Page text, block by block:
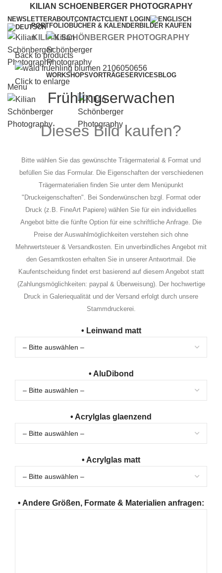
KILIAN SCHOENBERGER PHOTOGRAPHY
NEWSLETTERABOUTCONTACTCLIENT LOGIN
KILIAN SCHÖNBERGER PHOTOGRAPHY
PORTFOLIOBÜCHER & KALENDERBILDER KAUFEN
WORKSHOPSVORTRÄGESERVICES BLOG
Menu
Back to products
Click to enlarge
Frühlingserwachen
Dieses Bild kaufen?
Bitte wählen Sie das gewünschte Trägermaterial & Format und
befüllen Sie das Formular. Die Eigenschaften der verschiedenen
Trägermaterialien finden Sie unter dem Menüpunkt
"Druckeigenschaften". Bei Sonderwünschen bzgl. Format oder
Druck (z.B. FineArt Papiere) wählen Sie für ein individuelles
Angebot bitte die fünfte Option für eine schriftliche Anfrage. Die
Preise der Auswahlmöglichkeiten verstehen sich ohne
Mehrwertsteuer & Versandkosten. Ein unverbindliches Angebot mit
den Gesamtkosten erhalten Sie in unserer Antwortmail. Die
Kaufentscheidung findet erst basierend auf diesem Angebot statt
(Zahlungsmöglichkeiten: paypal & Überweisung). Der hochwertige
Druck in Galeriequalität und der Versand erfolgt durch unsere
Stammdruckerei.
• Leinwand matt
• AluDibond
• Acrylglas glaenzend
• Acrylglas matt
• Andere Größen, Formate & Materialien anfragen: